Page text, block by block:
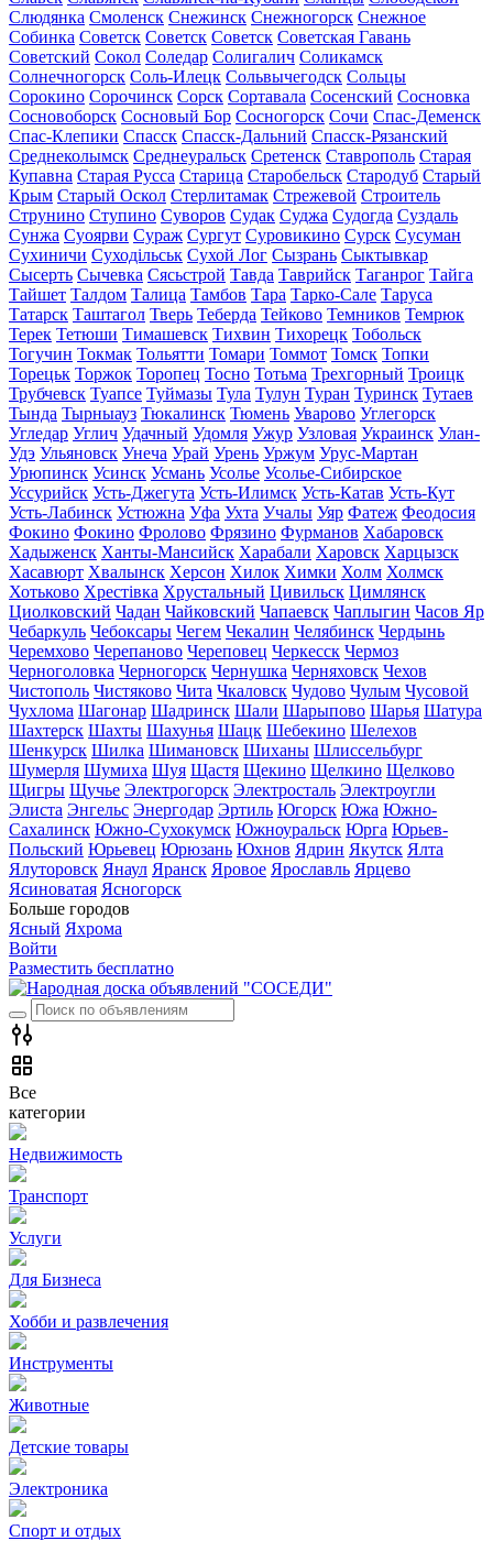
Слюдянка Смоленск Снежинск Снежногорск Снежное
Собинка Советск Советск Советск Советская Гавань
Советский Сокол Соледар Солигалич Соликамск
Солнечногорск Соль-Илецк Сольвычегодск Сольцы
Сорокино Сорочинск Сорск Сортавала Сосенский Сосновка
Сосновоборск Сосновый Бор Сосногорск Сочи Спас-Деменск
Спас-Клепики Спасск Спасск-Дальний Спасск-Рязанский
Среднеколымск Среднеуральск Сретенск Ставрополь Старая
Купавна Старая Русса Старица Старобельск Стародуб Старый
Крым Старый Оскол Стерлитамак Стрежевой Строитель
Струнино Ступино Суворов Судак Суджа Судогда Суздаль
Сунжа Суоярви Сураж Сургут Суровикино Сурск Сусуман
Сухиничи Суходільськ Сухой Лог Сызрань Сыктывкар
Сысерть Сычевка Сясьстрой Тавда Таврийск Таганрог Тайга
Тайшет Талдом Талица Тамбов Тара Тарко-Сале Таруса
Татарск Таштагол Тверь Теберда Тейково Темников Темрюк
Терек Тетюши Тимашевск Тихвин Тихорецк Тобольск
Тогучин Токмак Тольятти Томари Томмот Томск Топки
Торецьк Торжок Торопец Тосно Тотьма Трехгорный Троицк
Трубчевск Туапсе Туймазы Тула Тулун Туран Туринск Тутаев
Тында Тырныауз Тюкалинск Тюмень Уварово Углегорск
Угледар Углич Удачный Удомля Ужур Узловая Украинск Улан-
Удэ Ульяновск Унеча Урай Урень Уржум Урус-Мартан
Урюпинск Усинск Усмань Усолье Усолье-Сибирское
Уссурийск Усть-Джегута Усть-Илимск Усть-Катав Усть-Кут
Усть-Лабинск Устюжна Уфа Ухта Учалы Уяр Фатеж Феодосия
Фокино Фокино Фролово Фрязино Фурманов Хабаровск
Хадыженск Ханты-Мансийск Харабали Харовск Харцызск
Хасавюрт Хвалынск Херсон Хилок Химки Холм Холмск
Хотьково Хрестівка Хрустальный Цивильск Цимлянск
Циолковский Чадан Чайковский Чапаевск Чаплыгин Часов Яр
Чебаркуль Чебоксары Чегем Чекалин Челябинск Чердынь
Черемхово Черепаново Череповец Черкесск Чермоз
Черноголовка Черногорск Чернушка Черняховск Чехов
Чистополь Чистяково Чита Чкаловск Чудово Чулым Чусовой
Чухлома Шагонар Шадринск Шали Шарыпово Шарья Шатура
Шахтерск Шахты Шахунья Шацк Шебекино Шелехов
Шенкурск Шилка Шимановск Шиханы Шлиссельбург
Шумерля Шумиха Шуя Щастя Щекино Щелкино Щелково
Щигры Щучье Электрогорск Электросталь Электроугли
Элиста Энгельс Энергодар Эртиль Югорск Южа Южно-
Сахалинск Южно-Сухокумск Южноуральск Юрга Юрьев-
Польский Юрьевец Юрюзань Юхнов Ядрин Якутск Ялта
Ялуторовск Янаул Яранск Яровое Ярославль Ярцево
Ясиноватая Ясногорск
Больше городов
Ясный Яхрома
Войти
Разместить бесплатно
Все
категории
Недвижимость
Транспорт
Услуги
Для Бизнеса
Хобби и развлечения
Инструменты
Животные
Детские товары
Электроника
Спорт и отдых